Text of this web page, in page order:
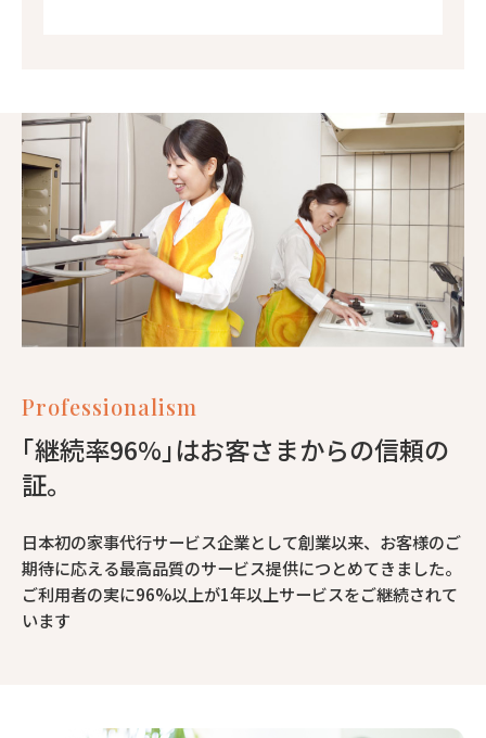
Professionalism
｢継続率96%｣はお客さまからの信頼の
証。
日本初の家事代行サービス企業として創業以来、お客様のご
期待に応える最高品質のサービス提供につとめてきました。
ご利用者の実に96%以上が1年以上サービスをご継続されて
います